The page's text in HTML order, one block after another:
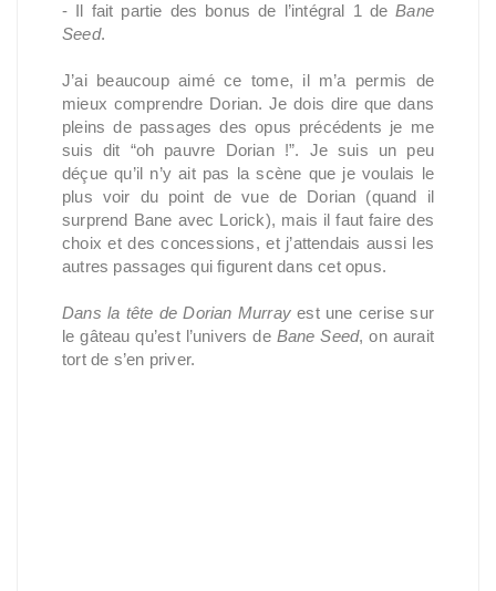
- Il fait partie des bonus de l’intégral 1 deBane
Seed.
J’ai beaucoup aimé ce tome, il m’a permis de
mieux comprendre Dorian. Je dois dire que dans
pleins de passages des opus précédents je me
suis dit “oh pauvre Dorian !”. Je suis un peu
déçue qu’il n’y ait pas la scène que je voulais le
plus voir du point de vue de Dorian (quand il
surprend Bane avec Lorick), mais il faut faire des
choix et des concessions, et j’attendais aussi les
autres passages qui figurent dans cet opus.
Dans la tête de Dorian Murray est une cerise sur
le gâteau qu’est l’univers de Bane Seed, on aurait
tort de s’en priver.